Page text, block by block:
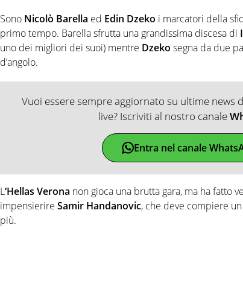
Sono Nicolò Barella ed Edin Dzeko i marcatori della
primo tempo. Barella sfrutta una grandissima discesa di
uno dei migliori dei suoi) mentre Dzeko segna da due
d’angolo.
Vuoi essere sempre aggiornato su ultime news
live? Iscriviti al nostro canale
Entra nel canale
L‘Hellas Verona non gioca una brutta gara, ma ha fatto
impensierire Samir Handanovic, che deve compiere
più.